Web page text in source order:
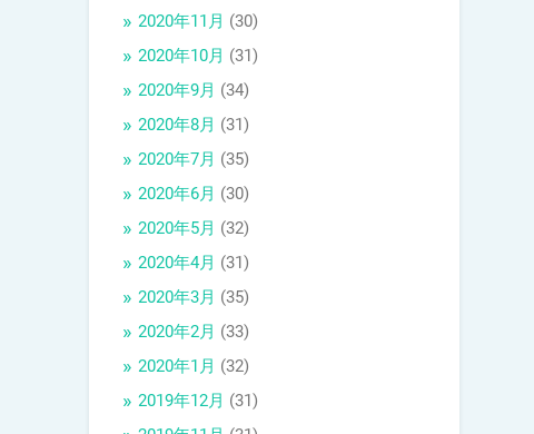
2020年11月 (30)
2020年10月 (31)
2020年9月 (34)
2020年8月 (31)
2020年7月 (35)
2020年6月 (30)
2020年5月 (32)
2020年4月 (31)
2020年3月 (35)
2020年2月 (33)
2020年1月 (32)
2019年12月 (31)